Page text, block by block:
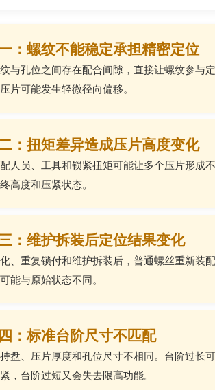
：螺纹不能稳定承担精密定位
与孔位之间存在配合间隙，直接让螺纹参与定
片可能发生轻微径向偏移。
：扭矩差异造成压片高度变化
人员、工具和锁紧扭矩可能让多个压片形成不
高度和压紧状态。
：维护拆装后定位结果变化
、重复锁付和维护拆装后，普通螺丝重新装配
能与原始状态不同。
：标准台阶尺寸不匹配
盘、压片厚度和孔位尺寸不相同。台阶过长可
，台阶过短又会失去限高功能。